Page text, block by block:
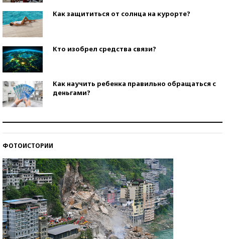
Как защититься от солнца на курорте?
Кто изобрел средства связи?
Как научить ребенка правильно обращаться с
деньгами?
ФОТОИСТОРИИ